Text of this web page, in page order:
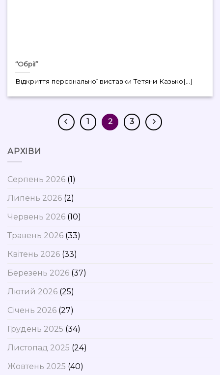
“Обрії”
Відкриття персональної виставки Тетяни Казько[...]
1 2 3
АРХІВИ
Серпень 2026 (1)
Липень 2026 (2)
Червень 2026 (10)
Травень 2026 (33)
Квітень 2026 (33)
Березень 2026 (37)
Лютий 2026 (25)
Січень 2026 (27)
Грудень 2025 (34)
Листопад 2025 (24)
Жовтень 2025 (40)